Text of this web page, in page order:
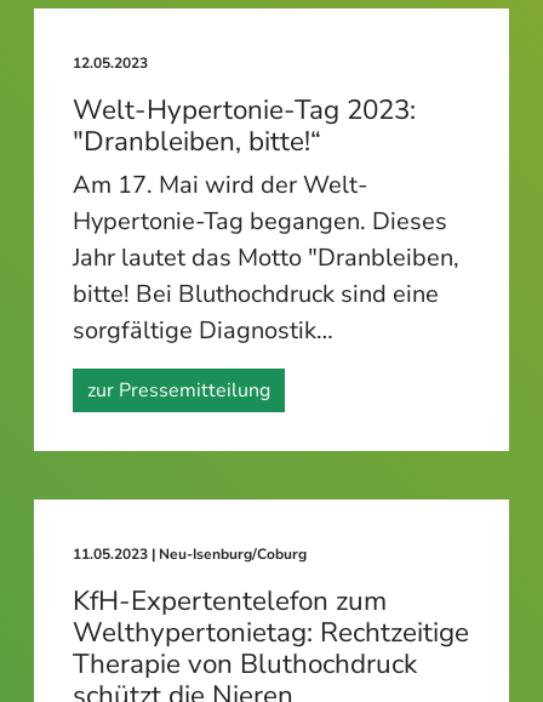
12.05.2023
Welt-Hypertonie-Tag 2023:
"Dranbleiben, bitte!“
Am 17. Mai wird der Welt-
Hypertonie-Tag begangen. Dieses
Jahr lautet das Motto "Dranbleiben,
bitte! Bei Bluthochdruck sind eine
sorgfältige Diagnostik…
zur Pressemitteilung
11.05.2023 | Neu-Isenburg/Coburg
KfH-Expertentelefon zum
Welthypertonietag: Rechtzeitige
Therapie von Bluthochdruck